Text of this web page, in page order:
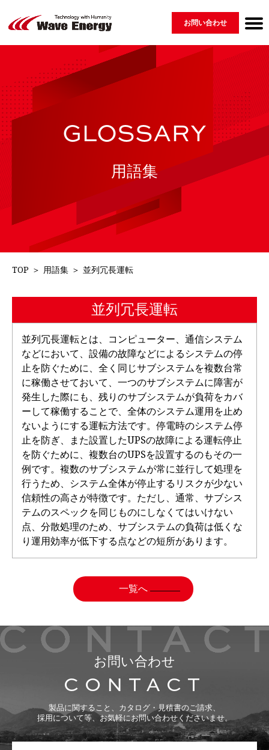
Wave Energyについて
会社情報
製品紹介 ▾
⇀ 再生可能エネルギー
└ 脆弱性開示ポリシー
用語集
ニュース
採用情報
お問い合わせ
GLOSSARY
用語集
TOP ＞ 用語集 ＞ 並列冗長運転
並列冗長運転
並列冗長運転とは、コンピューター、通信システム
などにおいて、設備の故障などによるシステムの停
止を防ぐために、全く同じサブシステムを複数台常
に稼働させておいて、一つのサブシステムに障害が
発生した際にも、残りのサブシステムが負荷をカバ
ーして稼働することで、全体のシステム運用を止め
ないようにする運転方法です。停電時のシステム停
止を防ぎ、また設置したUPSの故障による運転停止
を防ぐために、複数台のUPSを設置するのもその一
例です。複数のサブシステムが常に並行して処理を
行うため、システム全体が停止するリスクが少ない
信頼性の高さが特徴です。ただし、通常、サブシス
テムのスペックを同じものにしなくてはいけない
点、分散処理のため、サブシステムの負荷は低くな
り運用効率が低下する点などの短所があります。
一覧へ
お問い合わせ
CONTACT
製品に関すること、カタログ・見積書のご請求、
採用について等、お気軽にお問い合わせくださいませ。